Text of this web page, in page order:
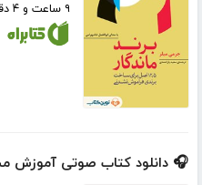
۹ ساعت و ۴ دقیقه
🎧 دانلود کتاب صوتی آموزش